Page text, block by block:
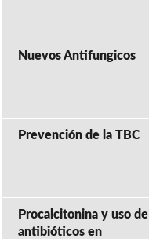
Nuevos Antifungicos
Prevención de la TBC
Procalcitonina y uso de
antibióticos en